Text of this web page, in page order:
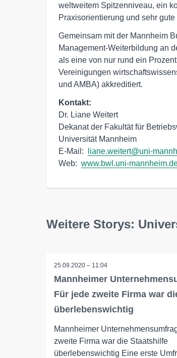
weltweitem Spitzenniveau, ein
Praxisorientierung und sehr
Gemeinsam mit der Mannheim
Management-Weiterbildung an
als eine von nur rund ein
Vereinigungen
und AMBA) akkreditiert.
Kontakt:
Dr. Liane Weitert
Dekanat der Fakultät für
Universität Mannheim
E-Mail:
liane.weitert@uni-
Web: www.bwl.uni-
Weitere Storys:
25.09.2020 – 11:04
Mannheimer
Für jede zweite Firma war
überlebenswichtig
Mannheimer
zweite Firma war die Staatshilfe
überlebenswichtig Eine erste